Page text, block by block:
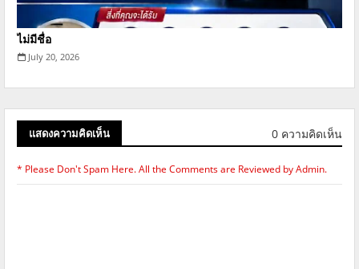
ไม่มีชื่อ
July 20, 2026
แสดงความคิดเห็น 0 ความคิดเห็น
* Please Don't Spam Here. All the Comments are Reviewed by Admin.